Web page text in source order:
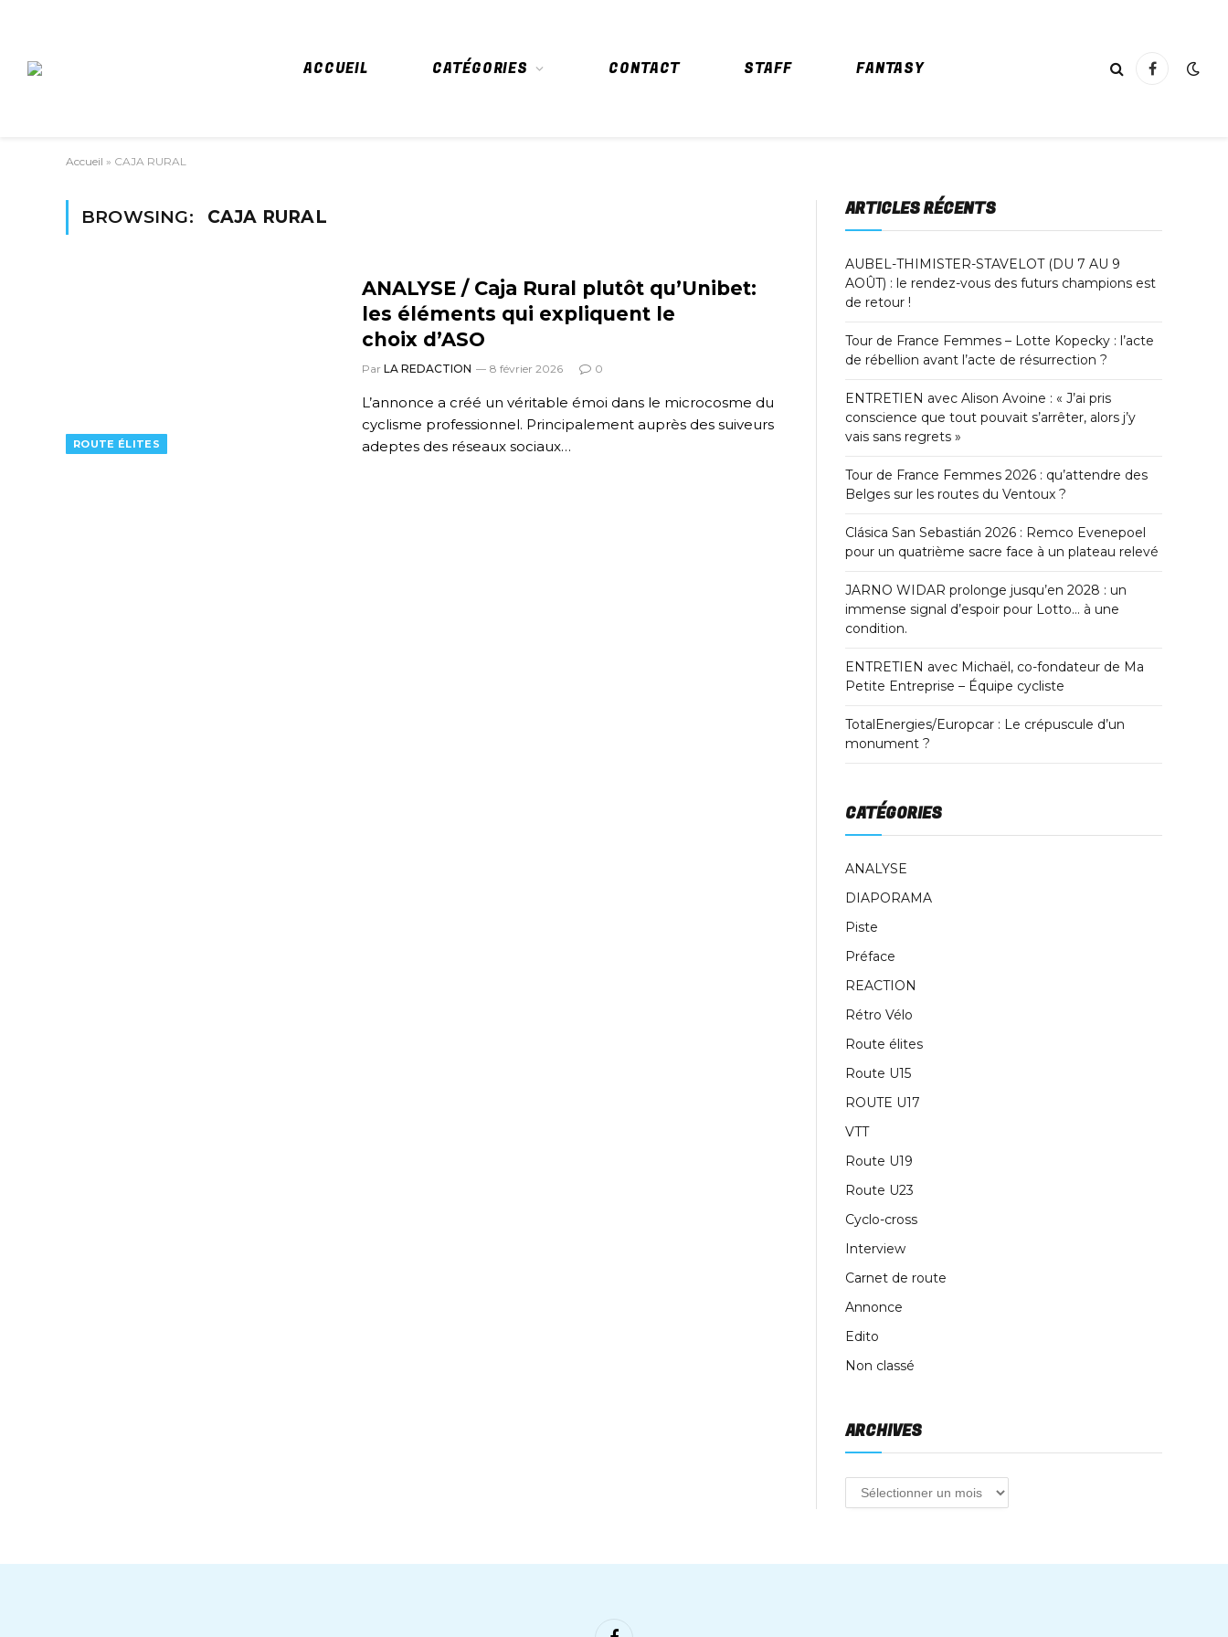
ACCUEIL CATÉGORIES CONTACT STAFF FANTASY Facebook
Accueil » CAJA RURAL
BROWSING: CAJA RURAL
ROUTE ÉLITES
ANALYSE / Caja Rural plutôt qu’Unibet:
les éléments qui expliquent le
choix d’ASO
Par LA REDACTION 8 février 2026 0
L’annonce a créé un véritable émoi dans le microcosme du
cyclisme professionnel. Principalement auprès des suiveurs
adeptes des réseaux sociaux…
ARTICLES RÉCENTS
AUBEL-THIMISTER-STAVELOT (DU 7 AU 9
AOÛT) : le rendez-vous des futurs champions est
de retour !
Tour de France Femmes – Lotte Kopecky : l’acte
de rébellion avant l’acte de résurrection ?
ENTRETIEN avec Alison Avoine : « J’ai pris
conscience que tout pouvait s’arrêter, alors j’y
vais sans regrets »
Tour de France Femmes 2026 : qu’attendre des
Belges sur les routes du Ventoux ?
Clásica San Sebastián 2026 : Remco Evenepoel
pour un quatrième sacre face à un plateau relevé
JARNO WIDAR prolonge jusqu’en 2028 : un
immense signal d’espoir pour Lotto… à une
condition.
ENTRETIEN avec Michaël, co-fondateur de Ma
Petite Entreprise – Équipe cycliste
TotalEnergies/Europcar : Le crépuscule d’un
monument ?
CATÉGORIES
ANALYSE
DIAPORAMA
Piste
Préface
REACTION
Rétro Vélo
Route élites
Route U15
ROUTE U17
VTT
Route U19
Route U23
Cyclo-cross
Interview
Carnet de route
Annonce
Edito
Non classé
ARCHIVES